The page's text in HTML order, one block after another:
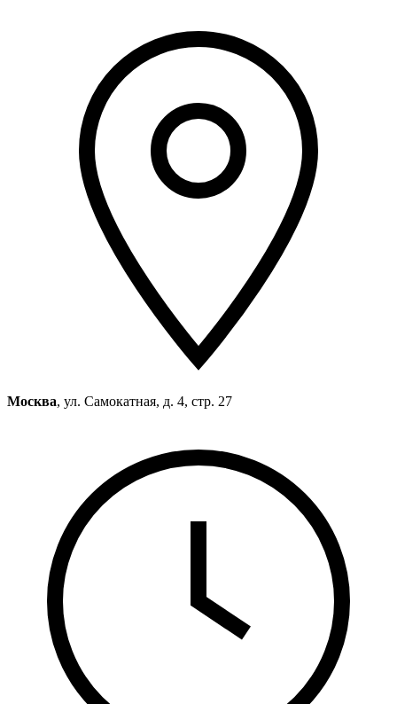
Москва, ул. Самокатная, д. 4, стр. 27